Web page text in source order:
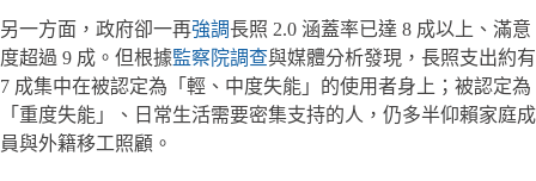
另一方面，政府卻一再強調長照 2.0 涵蓋率已達 8 成以上、滿意
度超過 9 成。但根據監察院調查與媒體分析發現，長照支出約有
7 成集中在被認定為「輕、中度失能」的使用者身上；被認定為
「重度失能」、日常生活需要密集支持的人，仍多半仰賴家庭成
員與外籍移工照顧。